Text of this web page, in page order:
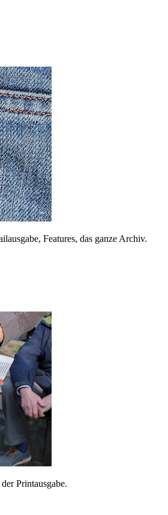
Features, das ganze Archiv.
Printausgabe.